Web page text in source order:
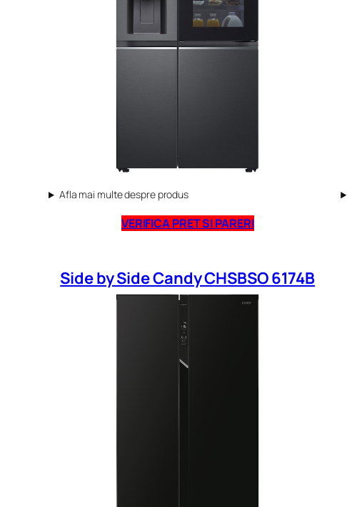
Afla mai multe despre produs
VERIFICA PRET SI PARERI
Side by Side Candy CHSBSO 6174B